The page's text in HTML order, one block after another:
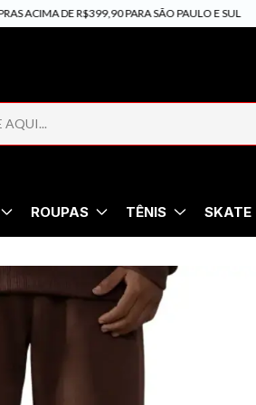
DE R$399,90 PARA SÃO PAULO E SUL
ROUPAS TÊNIS SKATE